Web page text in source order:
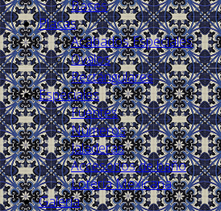
Bases
Placas
Acabados Especiales
Ovalos
Rectángulares
Especiales
Fuentes
Números
Jaladeras
Accesorios de baño
Lotería Mexicana
Galería